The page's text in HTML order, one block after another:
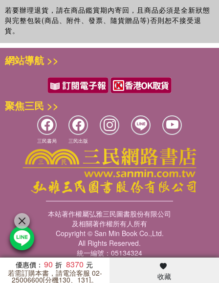
若要辦理退貨，請在商品鑑賞期內寄回，且商品必須是全新狀態
與完整包裝(商品、附件、發票、隨貨贈品等)否則恕不接受退
貨。
優惠價： 90 8370
若需訂購本書，請電洽客服 02-
25006600[分機130、131]。 收藏
暢銷榜 客服中心 瀏覽紀錄
網站導航 >>
聚焦三民 >>
三民書局 三民出版
本站著作權屬弘雅三民圖書股份有限公司
及相關著作權所有人所有
Copyright © San Min Book Co.,Ltd.
All Rights Reserved.
統一編號：05134324